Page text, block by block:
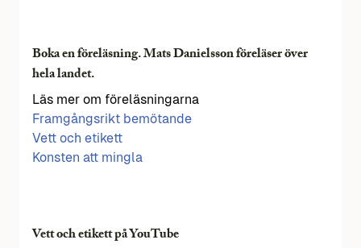
Boka en föreläsning. Mats Danielsson föreläser över
hela landet.
Läs mer om föreläsningarna
Framgångsrikt bemötande
Vett och etikett
Konsten att mingla
Vett och etikett på YouTube